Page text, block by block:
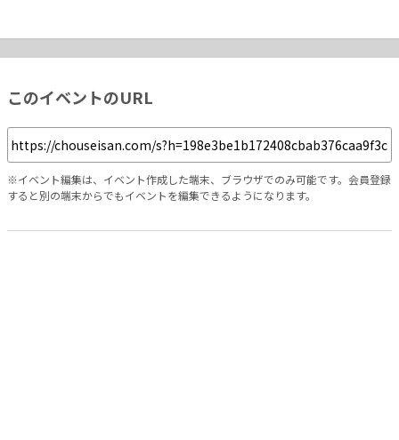
このイベントのURL
※イベント編集は、イベント作成した端末、ブラウザでのみ可能です。会員登録
すると別の端末からでもイベントを編集できるようになります。